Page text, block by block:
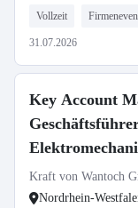
Vollzeit
31.07.2026
Key Account
Kraft von Wantoch
Nordrhein-